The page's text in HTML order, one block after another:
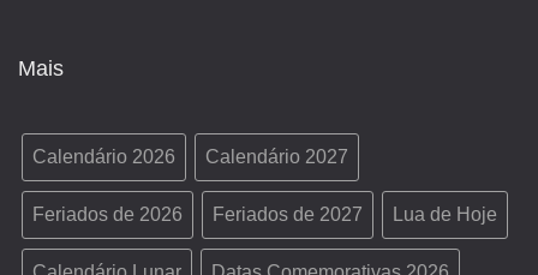
Mais
Calendário 2026 Calendário 2027
Feriados de 2026 Feriados de 2027 Lua de Hoje